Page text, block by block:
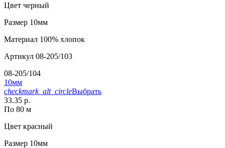
Цвет черный
Размер 10мм
Материал 100% хлопок
Артикул 08-205/103
08-205/104
10мм
checkmark_alt_circleВыбрать
33.35 р.
По 80 м
Цвет красный
Размер 10мм